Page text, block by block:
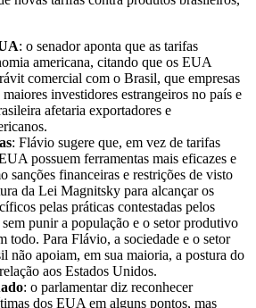
: o senador aponta que as tarifas
americana, citando que os EUA
comercial com o Brasil, que empresas
maiores investidores estrangeiros no país e
afetaria exportadores e
: Flávio sugere que, em vez de tarifas
possuem ferramentas mais eficazes e
sanções financeiras e restrições de visto
da Lei Magnitsky para alcançar os
pelas práticas contestadas pelos
punir a população e o setor produtivo
todo. Para Flávio, a sociedade e o setor
não apoiam, em sua maioria, a postura do
aos Estados Unidos.
: o parlamentar diz reconhecer
dos EUA em alguns pontos, mas